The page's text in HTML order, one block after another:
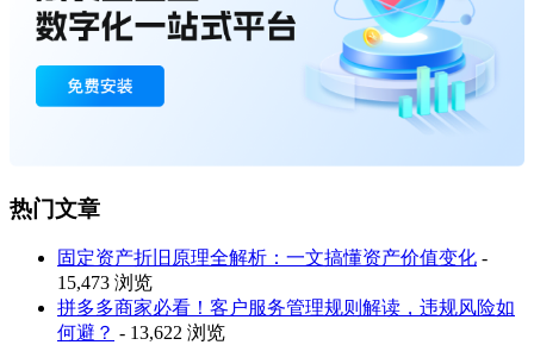
热门文章
固定资产折旧原理全解析：一文搞懂资产价值变化 -
15,473 浏览
拼多多商家必看！客户服务管理规则解读，违规风险如
何避？ - 13,622 浏览